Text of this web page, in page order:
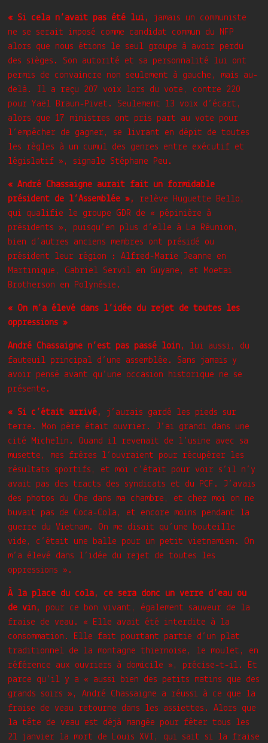
« Si cela n’avait pas été lui,
jamais un communiste
ne se serait imposé comme candidat commun du NFP
alors que nous étions le seul groupe à avoir perdu
des sièges. Son autorité et sa personnalité lui ont
permis de convaincre non seulement à gauche, mais au-
delà. Il a reçu 207 voix lors du vote, contre 220
pour Yaël Braun-Pivet. Seulement 13 voix d’écart,
alors que 17 ministres ont pris part au vote pour
l’empêcher de gagner, se livrant en dépit de toutes
les règles à un cumul des genres entre exécutif et
législatif », signale Stéphane Peu.
« André Chassaigne aurait fait un formidable
président de l’Assemblée »,
relève Huguette Bello,
qui qualifie le groupe GDR de « pépinière à
présidents », puisqu’en plus d’elle à La Réunion,
bien d’autres anciens membres ont présidé ou
président leur région : Alfred-Marie Jeanne en
Martinique, Gabriel Servil en Guyane, et Moetai
Brotherson en Polynésie.
« On m’a élevé dans l’idée du rejet de toutes les
oppressions »
André Chassaigne n’est pas passé loin,
lui aussi, du
fauteuil principal d’une assemblée. Sans jamais y
avoir pensé avant qu’une occasion historique ne se
présente.
« Si c’était arrivé,
j’aurais gardé les pieds sur
terre. Mon père était ouvrier. J’ai grandi dans une
cité Michelin. Quand il revenait de l’usine avec sa
musette, mes frères l’ouvraient pour récupérer les
résultats sportifs, et moi c’était pour voir s’il n’y
avait pas des tracts des syndicats et du PCF. J’avais
des photos du Che dans ma chambre, et chez moi on ne
buvait pas de Coca-Cola, et encore moins pendant la
guerre du Vietnam. On me disait qu’une bouteille
vide, c’était une balle pour un petit vietnamien. On
m’a élevé dans l’idée du rejet de toutes les
oppressions ».
À la place du cola, ce sera donc un verre d’eau ou
de vin,
pour ce bon vivant, également sauveur de la
fraise de veau. « Elle avait été interdite à la
consommation. Elle fait pourtant partie d’un plat
traditionnel de la montagne thiernoise, le moulet, en
référence aux ouvriers à domicile », précise-t-il. Et
parce qu’il y a « aussi bien des petits matins que des
grands soirs », André Chassaigne a réussi à ce que la
fraise de veau retourne dans les assiettes. Alors que
la tête de veau est déjà mangée pour fêter tous les
21 janvier la mort de Louis XVI, qui sait si la fraise